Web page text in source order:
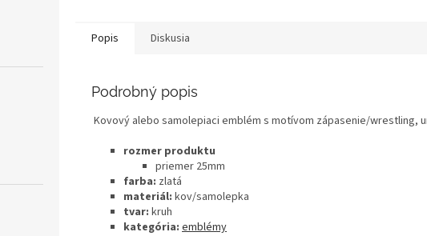
Popis Diskusia
Podrobný popis
Kovový alebo samolepiaci emblém s motívom zápasenie/wrestling,
rozmer produktu
priemer 25mm
farba: zlatá
materiál: kov/samolepka
tvar: kruh
kategória: emblémy